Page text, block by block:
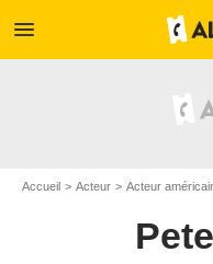
menu
Accueil Acteur Acteur